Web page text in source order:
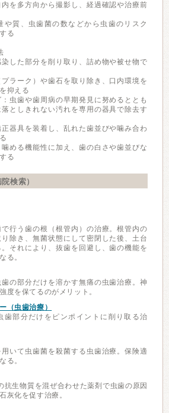
内を多方向から撮影し、経過確認や治療前
や質、虫歯菌の数などから虫歯のリスク
る
染した部分を削り取り、詰め物や被せ物で
プラーク）や歯石を取り除き、口内環境を
抑える
虫歯や歯周病の早期発見に努めるととも
としきれない汚れを専用の器具で除去す
正器具を装着し、乱れた歯並びや噛み合わ
噛める機能性に加え、歯の白さや歯並びな
る
検索）
行う歯の根（根管内）の治療。根管内の
除き、無菌状態にして密閉した後、土台
それにより、抜歯を回避し、歯の機能を
る。
の部分だけを溶かす無痛の虫歯治療。神
度を保てるのがメリット。
（虫歯治療）
歯部分だけをピンポイントに削り取る治
いて虫歯菌を殺菌する虫歯治療。保険適
る。
抗生物質を混ぜ合わせた薬剤で虫歯の原因
灰化を促す治療。